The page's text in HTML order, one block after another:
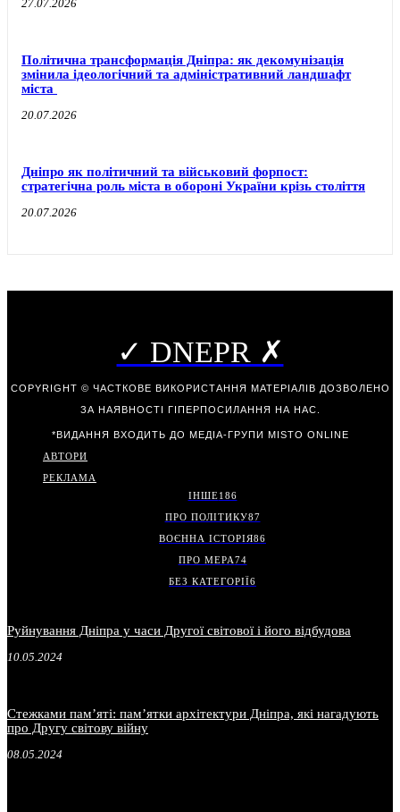
27.07.2026
Політична трансформація Дніпра: як декомунізація
змінила ідеологічний та адміністративний ландшафт
міста
20.07.2026
Дніпро як політичний та військовий форпост:
стратегічна роль міста в обороні України крізь століття
20.07.2026
✓ DNEPR ✗
COPYRIGHT © ЧАСТКОВЕ ВИКОРИСТАННЯ МАТЕРІАЛІВ ДОЗВОЛЕНО
ЗА НАЯВНОСТІ ГІПЕРПОСИЛАННЯ НА НАС.
*ВИДАННЯ ВХОДИТЬ ДО МЕДІА-ГРУПИ MISTO ONLINE
АВТОРИ
РЕКЛАМА
ІНШЕ186
ПРО ПОЛІТИКУ87
ВОЄННА ІСТОРІЯ86
ПРО МЕРА74
БЕЗ КАТЕГОРІЇ6
Руйнування Дніпра у часи Другої світової і його відбудова
10.05.2024
Стежками пам’яті: пам’ятки архітектури Дніпра, які нагадують
про Другу світову війну
08.05.2024